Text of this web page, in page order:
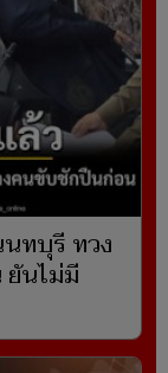
นทบุรี ทวง
ยันไม่มี